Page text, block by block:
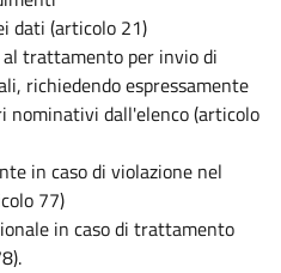
dati (articolo 21)
trattamento per invio di
richiedendo espressamente
nominativi dall'elenco (articolo
in caso di violazione nel
77)
in caso di trattamento